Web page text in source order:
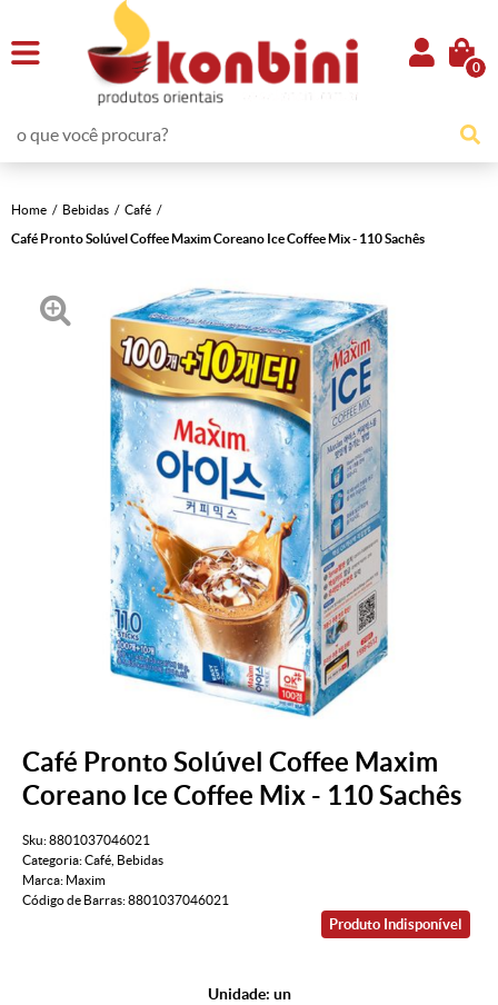
0
Home Bebidas
Café
Café Pronto Solúvel Coffee Maxim Coreano Ice Coffee Mix - 110 Sachês
Café Pronto Solúvel Coffee Maxim
Coreano Ice Coffee Mix - 110 Sachês
Sku:8801037046021
Categoria:Café Bebidas
Marca: Maxim
Código de Barras:8801037046021
Produto Indisponível
Unidade: un